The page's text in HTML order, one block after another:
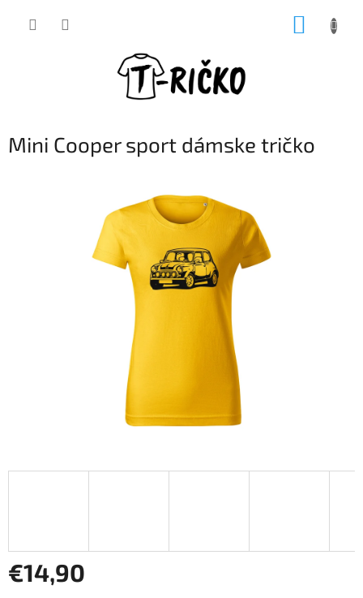
Mini Cooper sport dámske tričko
€14,90